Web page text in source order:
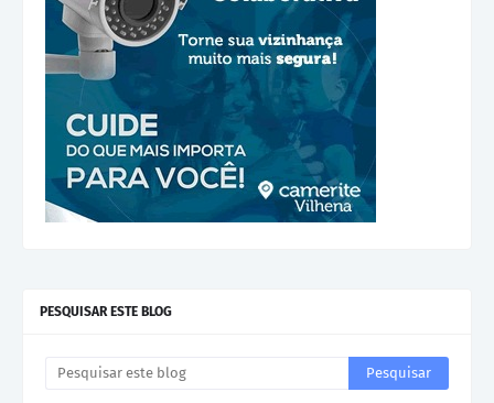
PESQUISAR ESTE BLOG